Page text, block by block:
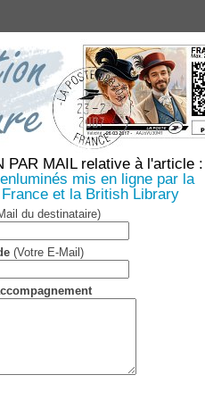
PAR MAIL relative à l'article :
mis en ligne par la
et la British Library
du destinataire)
(Votre E-Mail)